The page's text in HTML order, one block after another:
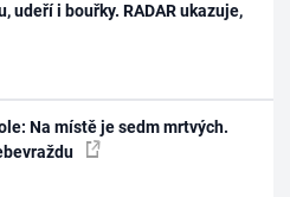
udeří i bouřky. RADAR ukazuje,
Na místě je sedm mrtvých.